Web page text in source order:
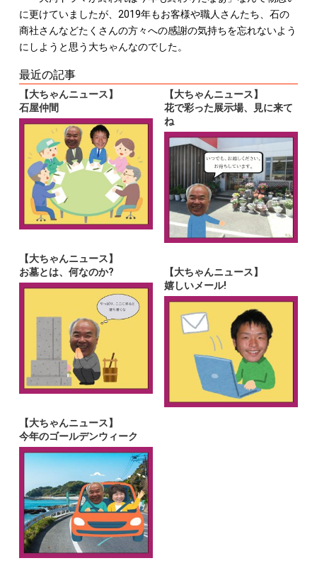
に更けていましたが、2019年もお客様や職人さんたち、石の
商社さんなどたくさんの方々への感謝の気持ちを忘れないよう
にしようと思う大ちゃんなのでした。
最近の記事
【大ちゃんニュース】
石屋仲間
【大ちゃんニュース】
花で彩った展示場、見に来て
ね
【大ちゃんニュース】
お墓とは、何なのか?
【大ちゃんニュース】
嬉しいメール!
【大ちゃんニュース】
今年のゴールデンウィーク